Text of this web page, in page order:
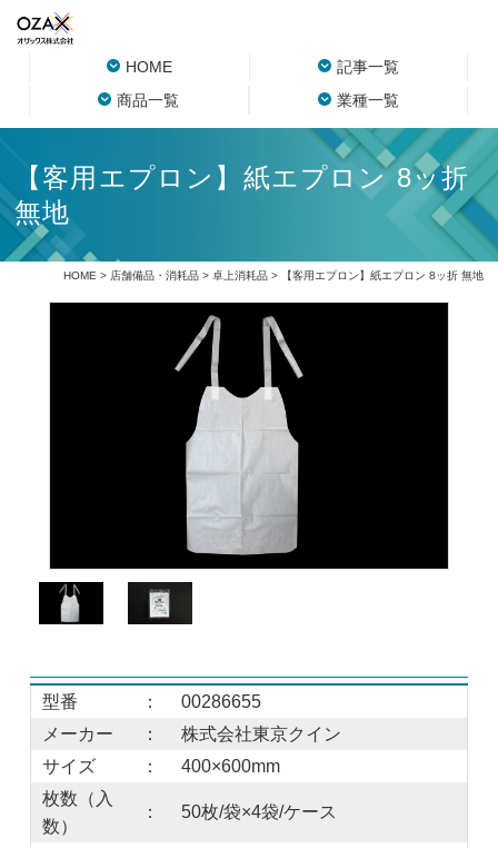
HOME
記事一覧
商品一覧
業種一覧
【客用エプロン】紙エプロン 8ッ折
無地
HOME > 店舗備品・消耗品> 卓上消耗品> 【客用エプロン】紙エプロン 8ッ折 無地
型番 ：
00286655
メーカー
：
株式会社東京クイン
サイズ
：
400×600mm
枚数（入
数）
： 50枚/袋×4袋/ケース